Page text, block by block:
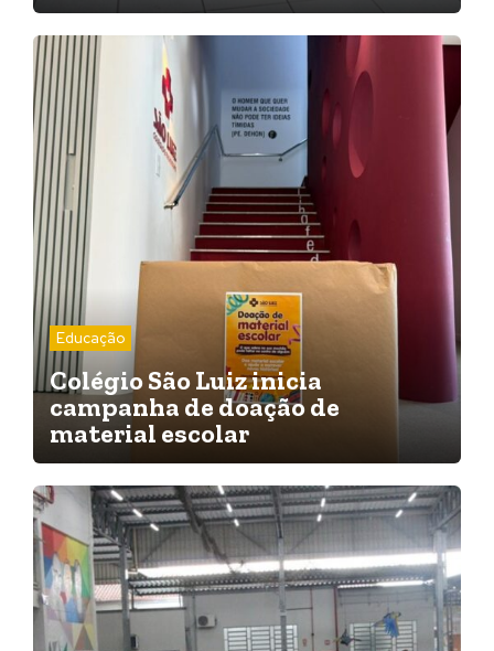
Educação
Colégio São Luiz inicia
campanha de doação de
material escolar